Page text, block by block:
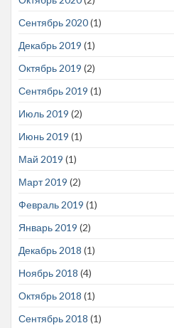
Сентябрь 2020(1)
Декабрь 2019 (1)
Октябрь 2019 (2)
Сентябрь 2019 (1)
Июль 2019 (2)
Июнь 2019 (1)
Май 2019 (1)
Март 2019 (2)
Февраль 2019 (1)
Январь 2019 (2)
Декабрь 2018 (1)
Ноябрь 2018 (4)
Октябрь 2018 (1)
Сентябрь 2018 (1)